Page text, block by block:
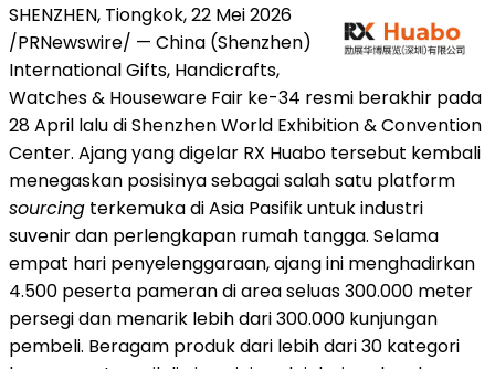
SHENZHEN, Tiongkok, 22 Mei 2026
/PRNewswire/ — China (Shenzhen)
International Gifts, Handicrafts,
Watches & Houseware Fair ke-34 resmi berakhir pada
28 April lalu di Shenzhen World Exhibition & Convention
Center. Ajang yang digelar RX Huabo tersebut kembali
menegaskan posisinya sebagai salah satu platform
sourcing terkemuka di Asia Pasifik untuk industri
suvenir dan perlengkapan rumah tangga. Selama
empat hari penyelenggaraan, ajang ini menghadirkan
4.500 peserta pameran di area seluas 300.000 meter
persegi dan menarik lebih dari 300.000 kunjungan
pembeli. Beragam produk dari lebih dari 30 kategori